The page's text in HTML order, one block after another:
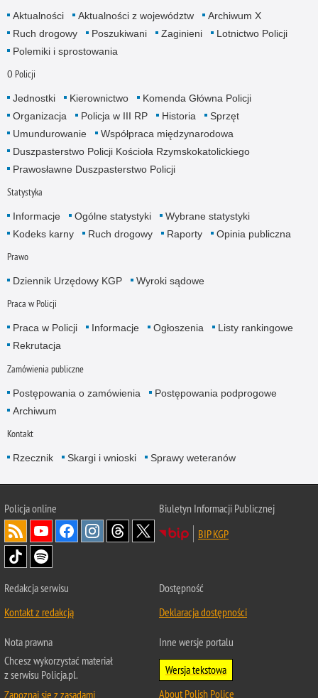
Aktualności Aktualności z województw
Archiwum X
Ruch drogowy
Poszukiwani Zaginieni
Lotnictwo Policji
Polemiki i sprostowania
O Policji
Jednostki Kierownictwo
Komenda Główna Policji
Organizacja
Policja w III RP Historia
Sprzęt
Umundurowanie
Współpraca międzynarodowa
Duszpasterstwo Policji Kościoła Rzymskokatolickiego
Prawosławne Duszpasterstwo Policji
Statystyka
Informacje Ogólne statystyki
Wybrane statystyki
Kodeks karny
Ruch drogowy Raporty Opinia publiczna
Prawo
Dziennik Urzędowy KGP Wyroki sądowe
Praca w Policji
Praca w Policji Informacje Ogłoszenia
Listy rankingowe
Rekrutacja
Zamówienia publiczne
Postępowania o zamówienia
Postępowania podprogowe
Archiwum
Kontakt
Rzecznik Skargi i wnioski Sprawy weteranów
Policjaonline
Biuletyn Informacji Publicznej
BIP KGP
Redakcja serwisu
Kontakt z redakcją
Dostępność
Deklaracja dostępności
Nota prawna
Chcesz wykorzystać materiał
z serwisu Policja.pl.
Zapoznaj się z zasadami
Inne wersje portalu
Wersja tekstowa
About Polish Police